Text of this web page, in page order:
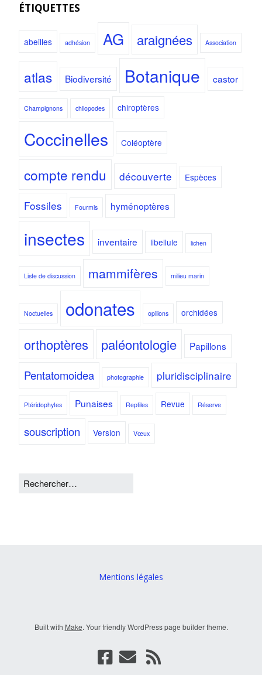
ÉTIQUETTES
abeilles adhésion AG araignées Association
atlas Biodiversité Botanique castor
Champignons chilopodes chiroptères
Coccinelles Coléoptère
compte rendu découverte Espèces
Fossiles Fourmis hyménoptères
insectes inventaire libellule lichen
Liste de discussion mammifères milieu marin
Noctuelles odonates opilions orchidées
orthoptères paléontologie Papillons
Pentatomoidea photographie pluridisciplinaire
Ptéridophytes Punaises Reptiles Revue Réserve
souscription Version Vœux
Mentions légales
Built with Make. Your friendly WordPress page builder theme.